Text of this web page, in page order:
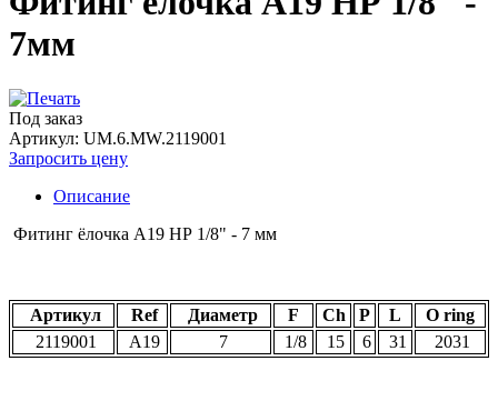
7мм
Под заказ
Артикул: UM.6.MW.2119001
Запросить цену
Описание
Фитинг ёлочка A19 НР 1/8" - 7 мм
Артикул Ref Диаметр F Ch P L
O ring
2119001
A19 7 1/8 15 6 31 2031